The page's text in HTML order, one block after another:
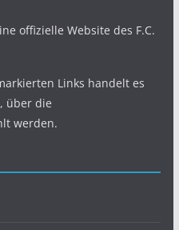
offizielle Website des F.C.
Links handelt es
über die
werden.